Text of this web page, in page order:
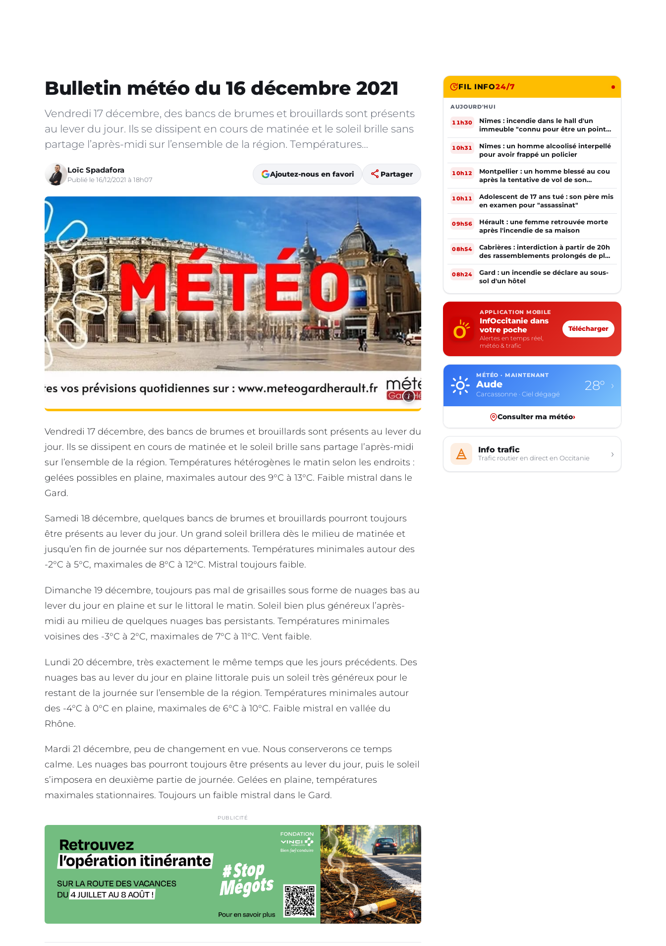
Bulletin météo du 16 décembre 2021
Vendredi 17 décembre, des bancs de brumes et brouillards sont présents
au lever du jour. Ils se dissipent en cours de matinée et le soleil brille sans
partage l’après-midi sur l’ensemble de la région. Températures…
Loïc Spadafora
Publié le 16/12/2021 à 18h07
Ajoutez-nous en favori share Partager
i
Vendredi 17 décembre, des bancs de brumes et brouillards sont présents au lever du
jour. Ils se dissipent en cours de matinée et le soleil brille sans partage l’après-midi
sur l’ensemble de la région. Températures hétérogènes le matin selon les endroits :
gelées possibles en plaine, maximales autour des 9°C à 13°C. Faible mistral dans le
Gard.
Samedi 18 décembre, quelques bancs de brumes et brouillards pourront toujours
être présents au lever du jour. Un grand soleil brillera dès le milieu de matinée et
jusqu’en fin de journée sur nos départements. Températures minimales autour des
-2°C à 5°C, maximales de 8°C à 12°C. Mistral toujours faible.
Dimanche 19 décembre, toujours pas mal de grisailles sous forme de nuages bas au
lever du jour en plaine et sur le littoral le matin. Soleil bien plus généreux l’après-
midi au milieu de quelques nuages bas persistants. Températures minimales
voisines des -3°C à 2°C, maximales de 7°C à 11°C. Vent faible.
Lundi 20 décembre, très exactement le même temps que les jours précédents. Des
nuages bas au lever du jour en plaine littorale puis un soleil très généreux pour le
restant de la journée sur l’ensemble de la région. Températures minimales autour
des -4°C à 0°C en plaine, maximales de 6°C à 10°C. Faible mistral en vallée du
Rhône.
Mardi 21 décembre, peu de changement en vue. Nous conserverons ce temps
calme. Les nuages bas pourront toujours être présents au lever du jour, puis le soleil
s’imposera en deuxième partie de journée. Gelées en plaine, températures
maximales stationnaires. Toujours un faible mistral dans le Gard.
PUBLICITÉ
FIL INFO24/7
AUJOURD'HUI
11h30
Nîmes : incendie dans le hall d'un
immeuble "connu pour être un point
de deal"
10h31
Nîmes : un homme alcoolisé interpellé
pour avoir frappé un policier
10h12
Montpellier : un homme blessé au cou
après la tentative de vol de son
téléphone
10h11
Adolescent de 17 ans tué : son père mis
en examen pour "assassinat"
09h56
Hérault : une femme retrouvée morte
après l'incendie de sa maison
08h54
Cabrières : interdiction à partir de 20h
des rassemblements prolongés de plus
de deux mineurs non accompagnés
d'un adulte
08h24
Gard : un incendie se déclare au sous-
sol d'un hôtel
APPLICATION MOBILE
InfOccitanie dans
votre poche
Alertes en temps réel,
météo & trafic
Télécharger
MÉTÉO · MAINTENANT
Aude
Carcassonne · Ciel dégagé
28° ›
Consulter ma météo›
Info trafic
Trafic routier en direct en Occitanie ›